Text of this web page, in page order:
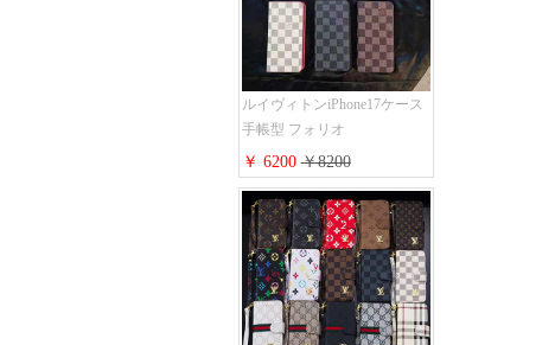
すめ
ルイヴィトンiPhone17ケース
手帳型 フォリオ
iPhone17pro/17promaxケース
ダミエ モノグラム レザー 磁
石内蔵 LV アイフォン
16/16plus手帳ケース 超薄 ビ
ジネス風 メンズ レディース
おしゃれ ブランド
iphone15/14/13手帳型スマホケ
ース お 揃い
￥ 6200￥8200